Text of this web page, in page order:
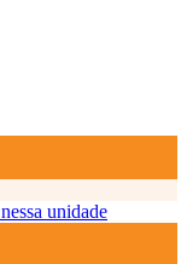
unidade